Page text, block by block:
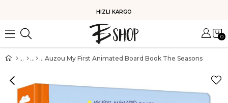
HIZLI KARGO
0
Auzou My First Animated Board Book The Seasons